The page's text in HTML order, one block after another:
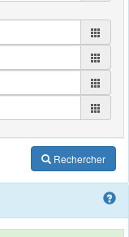
Rechercher